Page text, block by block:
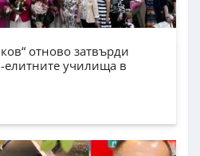
отново затвърди
елитните училища в